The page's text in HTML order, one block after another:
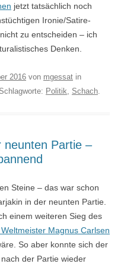
jetzt tatsächlich noch
Ironie/Satire-
zu entscheiden – ich
Denken.
2016 von mgessat in
Politik Schach
neunten Partie –
Steine – das war schon
in der neunten Partie.
einem weiteren Sieg des
Magnus Carlsen
So aber konnte sich der
der Partie wieder